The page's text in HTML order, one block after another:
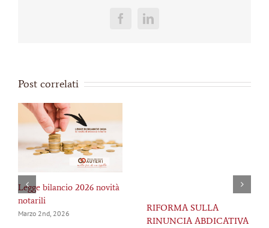
FacebookLinkedIn
Post correlati
Legge bilancio 2026 novità
notarili
Marzo 2nd, 2026
RIFORMA SULLA
RINUNCIA ABDICATIVA